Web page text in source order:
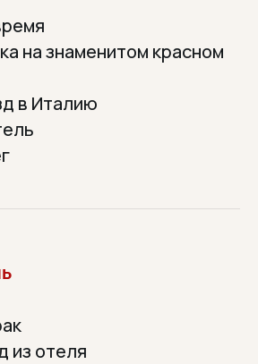
на знаменитом красном
в Италию
из отеля